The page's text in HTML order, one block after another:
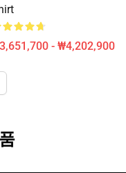
- ₩4,202,900